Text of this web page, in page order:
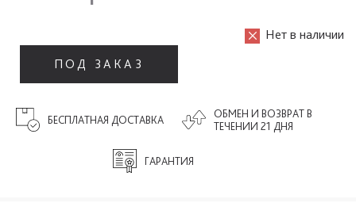
Нет в наличии
ПОД ЗАКАЗ
ОБМЕН И ВОЗВРАТ В
ТЕЧЕНИИ 21 ДНЯ
ГАРАНТИЯ
БЕСПЛАТНАЯ ДОСТАВКА